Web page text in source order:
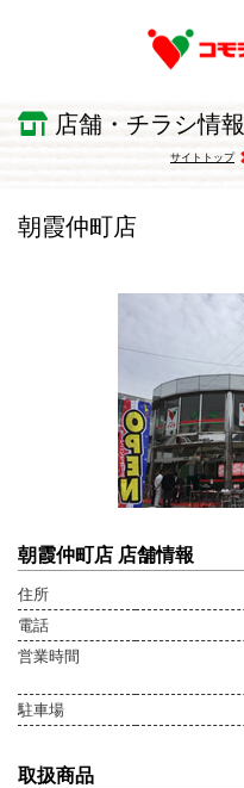
店舗・チラシ情報
サイトトップ
朝霞仲町店
朝霞仲町店 店舗情報
住所
電話
営業時間
駐車場
取扱商品